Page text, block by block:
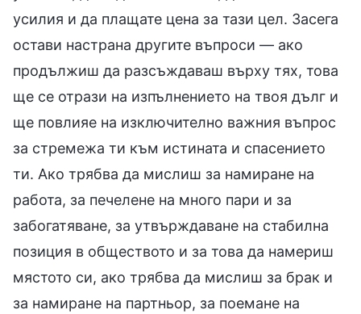
усилия и да плащате цена за тази цел. Засега
остави настрана другите въпроси — ако
продължиш да разсъждаваш върху тях, това
ще се отрази на изпълнението на твоя дълг и
ще повлияе на изключително важния въпрос
за стремежа ти към истината и спасението
ти. Ако трябва да мислиш за намиране на
работа, за печелене на много пари и за
забогатяване, за утвърждаване на стабилна
позиция в обществото и за това да намериш
мястото си, ако трябва да мислиш за брак и
за намиране на партньор, за поемане на